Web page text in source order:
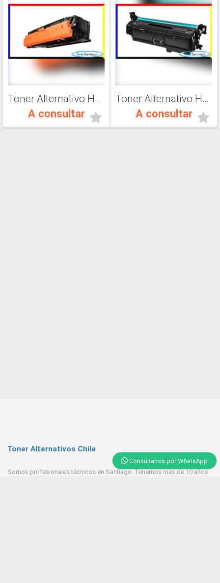
Consultanos por WhatsApp
Toner Alternativo Hp CF361A, Impresora Láser
A consultar
Toner Alternativo Hp 201A, Impresora Láser
A consultar
Toner Alternativos Chile
Somos profesionales técnicos en Santiago. Tenemos mas de 10 años